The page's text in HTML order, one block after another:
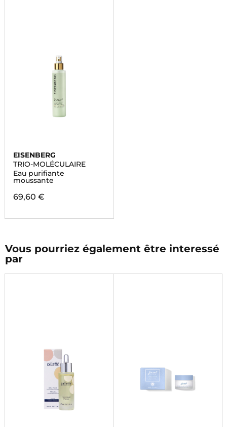
EISENBERG
TRIO-MOLÉCULAIRE
Eau purifiante
moussante
69,60 €
Vous pourriez également être interessé
par